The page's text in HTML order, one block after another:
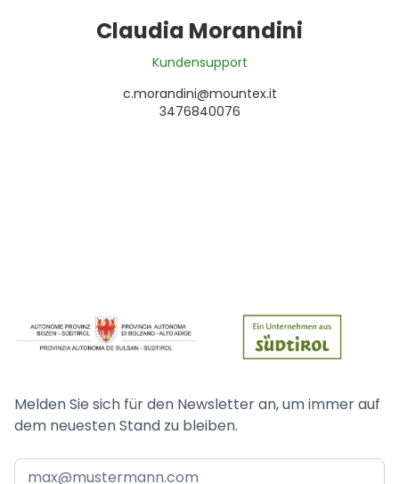
Claudia Morandini
Kundensupport
c.morandini@mountex.it
3476840076
Melden Sie sich für den Newsletter an, um immer auf
dem neuesten Stand zu bleiben.